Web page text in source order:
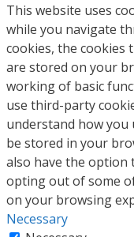
This website uses
while you navigate
cookies, the cookies
are stored on your
working of basic
use third-party
understand how you
be stored in your
also have the option
opting out of some
on your browsing
Necessary